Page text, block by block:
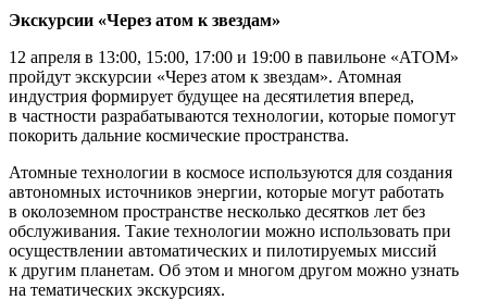
Экскурсии «Через атом к звездам»
12 апреля в 13:00, 15:00, 17:00 и 19:00 в павильоне «АТОМ»
пройдут экскурсии «Через атом к звездам». Атомная
индустрия формирует будущее на десятилетия вперед,
в частности разрабатываются технологии, которые помогут
покорить дальние космические пространства.
Атомные технологии в космосе используются для создания
автономных источников энергии, которые могут работать
в околоземном пространстве несколько десятков лет без
обслуживания. Такие технологии можно использовать при
осуществлении автоматических и пилотируемых миссий
к другим планетам. Об этом и многом другом можно узнать
на тематических экскурсиях.